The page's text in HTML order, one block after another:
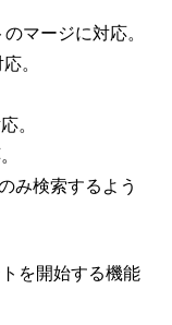
マージに対応。
。
。
み検索するよう
を開始する機能